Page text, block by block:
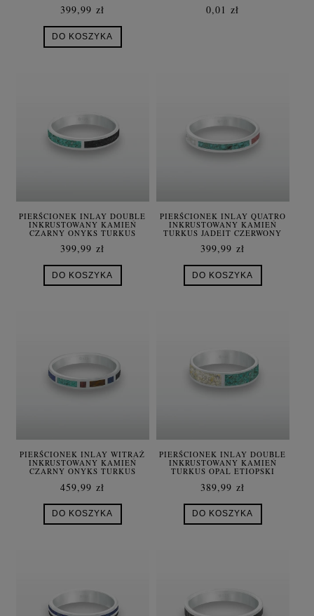
399,99 zł
DO KOSZYKA
0,01 zł
PIERŚCIONEK INLAY DOUBLE
INKRUSTOWANY KAMIEŃ
CZARNY ONYKS TURKUS
399,99 zł
DO KOSZYKA
PIERŚCIONEK INLAY QUATRO
INKRUSTOWANY KAMIEŃ
TURKUS JADEIT CZERWONY
SREBRO UNISEX
399,99 zł
DO KOSZYKA
PIERŚCIONEK INLAY WITRAŻ
INKRUSTOWANY KAMIEŃ
CZARNY ONYKS TURKUS
TYGRYSIE OKO SREBRO
459,99 zł
DO KOSZYKA
PIERŚCIONEK INLAY DOUBLE
INKRUSTOWANY KAMIEŃ
TURKUS OPAL ETIOPSKI
389,99 zł
DO KOSZYKA